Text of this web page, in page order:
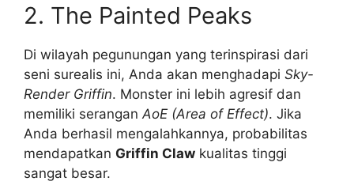
2. The Painted Peaks
Di wilayah pegunungan yang terinspirasi dari
seni surealis ini, Anda akan menghadapi Sky-
Render Griffin. Monster ini lebih agresif dan
memiliki serangan AoE (Area of Effect). Jika
Anda berhasil mengalahkannya, probabilitas
mendapatkan Griffin Claw kualitas tinggi
sangat besar.